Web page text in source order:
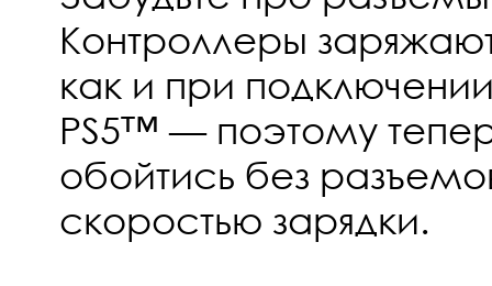
Контроллеры
как и при
PS5™ — поэтому
обойтись без
скоростью зарядки.